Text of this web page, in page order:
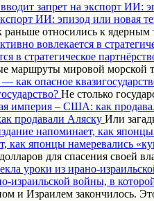
запрет на экспорт ИИ:
раньше относились к ядерным
вовлекается в
маршруты мировой морской
как опасное
Не столько
империя – США: как
Или
напоминает, как
для спасения своей
уроки из ирано-
и Израилем закончилось.